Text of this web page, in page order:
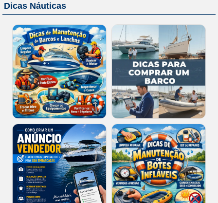
Dicas Náuticas